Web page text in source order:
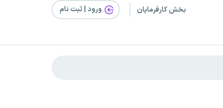
بخش کارفرمایان ورود | ثبت‌ نام